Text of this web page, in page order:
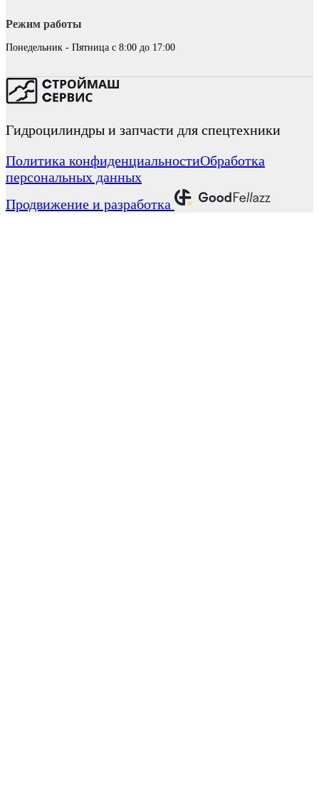
Режим работы
Понедельник - Пятница с 8:00 до 17:00
Гидроцилиндры и запчасти для спецтехники
Политика конфиденциальностиОбработка
персональных данных
Продвижение и разработка